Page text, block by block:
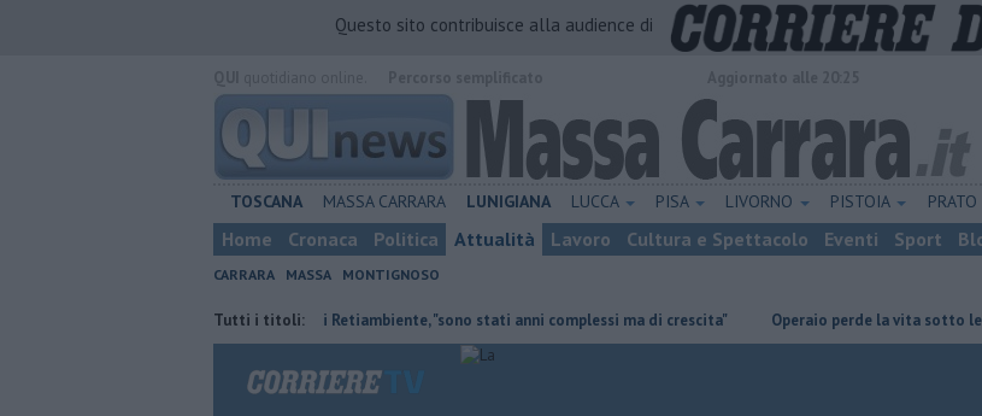
Questo sito contribuisce alla audience di
TOSCANA MASSA CARRARA LUNIGIANA LUCCA PISA LIVORNO PISTOIA PRATO
Home Cronaca Politica Attualità Lavoro Cultura e Spettacolo Eventi Sport
CARRARA MASSA MONTIGNOSO
Tutti i titoli:
Il saluto del presidente di Retiambiente, "sono stati anni complessi ma di crescita" Operaio perde la vita sotto le lastre